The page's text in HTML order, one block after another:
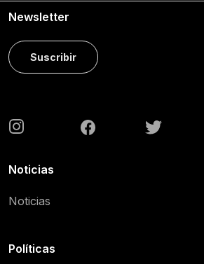
Newsletter
Suscribir
Noticias
Noticias
Políticas